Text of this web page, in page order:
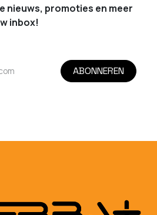
nieuws, promoties en meer
inbox!
ABONNEREN